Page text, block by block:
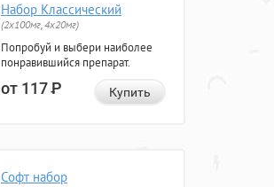
Набор Классический
(2x100мг, 4x20мг)
Попробуй и выбери наиболее
понравившийся препарат.
от 117Р Купить
Софт набор